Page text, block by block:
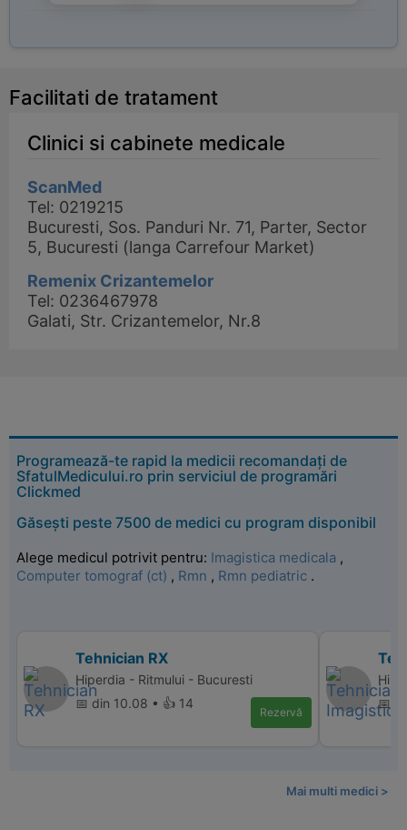
Facilitati de tratament
Clinici si cabinete medicale
ScanMed
Tel: 0219215
Bucuresti, Sos. Panduri Nr. 71, Parter, Sector
5, Bucuresti (langa Carrefour Market)
Remenix Crizantemelor
Tel: 0236467978
Galati, Str. Crizantemelor, Nr.8
Programează-te rapid la medicii recomandați de
SfatulMedicului.ro prin serviciul de programări
Clickmed
Găsești peste 7500 de medici cu program disponibil
Alege medicul potrivit pentru: Imagistica medicala ,
Computer tomograf (ct) , Rmn , Rmn pediatric .
Tehnician RX
Hiperdia - Ritmului - Bucuresti
📅 din 10.08 • 👍 14
Rezervă
📅
Mai multi medici >